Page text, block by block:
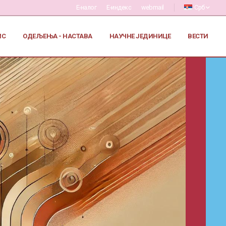
Е-налог Е-индекс webmail Срб
ОДЕЉЕЊА - НАСТАВА НАУЧНЕ ЈЕДИНИЦЕ ВЕСТИ
Заштита од сексуалног узнемиравања
и уцењивања